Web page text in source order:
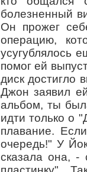
болезненный
Он прожег
операцию,
усугублялось
помог ей
диск достигло
Джон заявил
альбом, ты
идти только о
плавание.
очередь!" У
сказала она, -